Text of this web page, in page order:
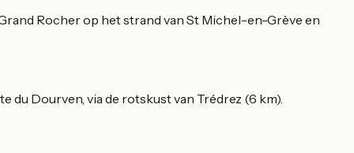
Rocher op het strand van St Michel-en-Grève en
du Dourven, via de rotskust van Trédrez (6 km).